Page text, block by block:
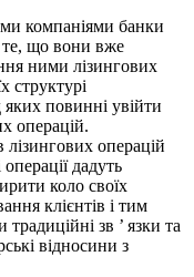
компаніями банки
що вони вже
ними лізингових
структурі
яких повинні увійти
операцій.
операцій
дадуть
коло своїх
клієнтів і тим
традиційні зв ’ язки та
відносини з